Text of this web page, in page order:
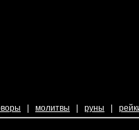
молитвы руны